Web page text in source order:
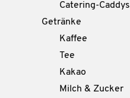
Catering-Caddys
Getränke
Kaffee
Tee
Kakao
Milch & Zucker